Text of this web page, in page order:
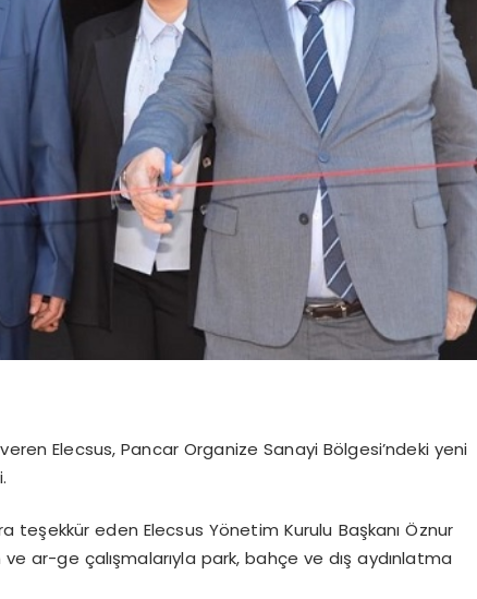
Elecsus, Pancar Organize Sanayi Bölgesi’ndeki yeni
teşekkür eden Elecsus Yönetim Kurulu Başkanı Öznur
ve ar-ge çalışmalarıyla park, bahçe ve dış aydınlatma